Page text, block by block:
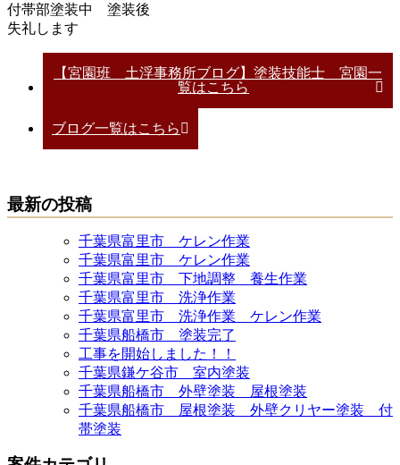
付帯部塗装中 塗装後
失礼します
【宮園班 土浮事務所ブログ】塗装技能士 宮園一
覧はこちら
ブログ一覧はこちら
最新の投稿
千葉県富里市 ケレン作業
千葉県富里市 ケレン作業
千葉県富里市 下地調整 養生作業
千葉県富里市 洗浄作業
千葉県富里市 洗浄作業 ケレン作業
千葉県船橋市 塗装完了
工事を開始しました！！
千葉県鎌ケ谷市 室内塗装
千葉県船橋市 外壁塗装 屋根塗装
千葉県船橋市 屋根塗装 外壁クリヤー塗装 付
帯塗装